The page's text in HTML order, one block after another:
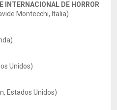
INTERNACIONAL DE HORROR
Montecchi, Italia)
Unidos)
Estados Unidos)